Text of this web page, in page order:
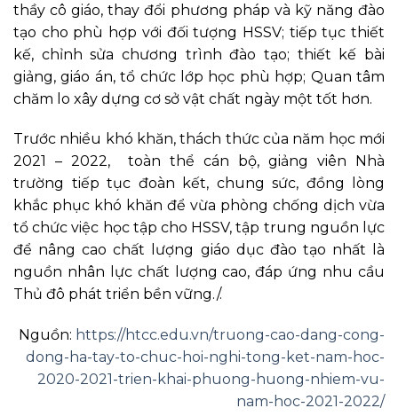
thầy cô giáo, thay đổi phương pháp và kỹ năng đào
tạo cho phù hợp với đối tượng HSSV; tiếp tục thiết
kế, chỉnh sửa chương trình đào tạo; thiết kế bài
giảng, giáo án, tổ chức lớp học phù hợp; Quan tâm
chăm lo xây dựng cơ sở vật chất ngày một tốt hơn.
Trước nhiều khó khăn, thách thức của năm học mới
2021 – 2022, toàn thể cán bộ, giảng viên Nhà
trường tiếp tục đoàn kết, chung sức, đồng lòng
khắc phục khó khăn để vừa phòng chống dịch vừa
tổ chức việc học tập cho HSSV, tập trung nguồn lực
để nâng cao chất lượng giáo dục đào tạo nhất là
nguồn nhân lực chất lượng cao, đáp ứng nhu cầu
Thủ đô phát triển bền vững./.
Nguồn: https://htcc.edu.vn/truong-cao-dang-cong-
dong-ha-tay-to-chuc-hoi-nghi-tong-ket-nam-hoc-
2020-2021-trien-khai-phuong-huong-nhiem-vu-
nam-hoc-2021-2022/